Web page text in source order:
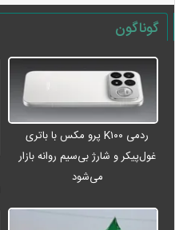
گوناگون
ردمی K۱۰۰ پرو مکس با باتری
غول‌پیکر و شارژ بی‌سیم روانه بازار
می‌شود